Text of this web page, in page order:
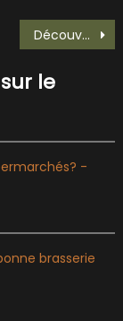
Découverte et unpacking du B-MAKER !
le
-
brasserie